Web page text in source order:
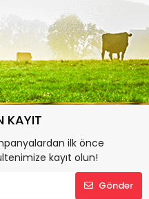
KAYIT
ilk önce
kayıt olun!
Gönder